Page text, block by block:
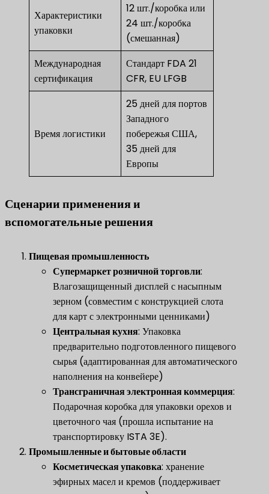
Характеристики
упаковки
12 шт./коробка или
24 шт./коробка
(смешанная)
Международная
сертификация
Стандарт FDA 21
CFR, EU LFGB
Время логистики
25 дней для портов
Западного
побережья США,
35 дней для
Европы
Сценарии применения и
вспомогательные решения
​Пищевая промышленность​
​Супермаркет розничной торговли​​:
Влагозащищенный дисплей с насыпным
зерном (совместим с конструкцией слота
для карт с электронными ценниками)
Центральная кухня​: Упаковка
предварительно подготовленного пищевого
сырья (адаптированная для автоматического
наполнения на конвейере)
Трансграничная электронная коммерция​:
Подарочная коробка для упаковки орехов и
цветочного чая (прошла испытание на
транспортировку ISTA 3E).
​Промышленные и бытовые области​
​Косметическая упаковка​​: хранение
эфирных масел и кремов (поддерживает